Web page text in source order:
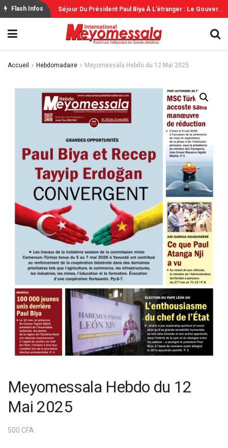
Accueil Hebdomadaire Meyomessala Hebdo du 12 Mai 2025
Meyomessala Hebdo du 12
Mai 2025
500 CFA
Flash Infos S
Éjour Du Président Paul Biya À L’étranger : Le Gouvernement Rassure